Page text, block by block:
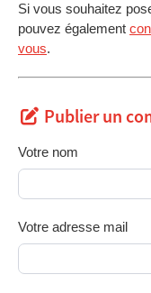
Si vous souhaitez
pouvez également
vous.
Publier un
Votre nom
Votre adresse mail